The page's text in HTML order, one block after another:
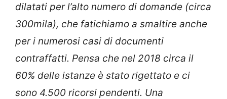
dilatati per l’alto numero di domande (circa
300mila), che fatichiamo a smaltire anche
per i numerosi casi di documenti
contraffatti. Pensa che nel 2018 circa il
60% delle istanze è stato rigettato e ci
sono 4.500 ricorsi pendenti. Una